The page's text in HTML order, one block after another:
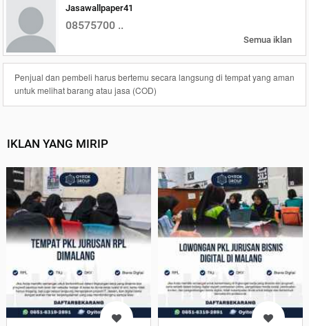
Jasawallpaper41
08575700 ..
Semua iklan
Penjual dan pembeli harus bertemu secara langsung di tempat yang aman
untuk melihat barang atau jasa (COD)
IKLAN YANG MIRIP